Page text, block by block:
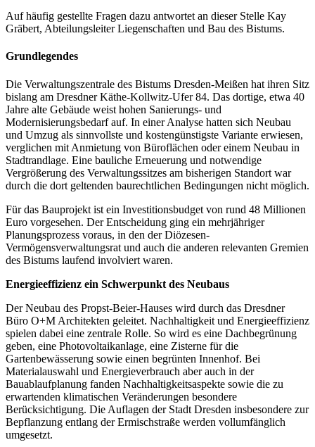
Auf häufig gestellte Fragen dazu antwortet an dieser Stelle Kay
Gräbert, Abteilungsleiter Liegenschaften und Bau des Bistums.
Grundlegendes
Die Verwaltungszentrale des Bistums Dresden-Meißen hat ihren Sitz
bislang am Dresdner Käthe-Kollwitz-Ufer 84. Das dortige, etwa 40
Jahre alte Gebäude weist hohen Sanierungs- und
Modernisierungsbedarf auf. In einer Analyse hatten sich Neubau
und Umzug als sinnvollste und kostengünstigste Variante erwiesen,
verglichen mit Anmietung von Büroflächen oder einem Neubau in
Stadtrandlage. Eine bauliche Erneuerung und notwendige
Vergrößerung des Verwaltungssitzes am bisherigen Standort war
durch die dort geltenden baurechtlichen Bedingungen nicht möglich.
Für das Bauprojekt ist ein Investitionsbudget von rund 48 Millionen
Euro vorgesehen. Der Entscheidung ging ein mehrjähriger
Planungsprozess voraus, in den der Diözesen-
Vermögensverwaltungsrat und auch die anderen relevanten Gremien
des Bistums laufend involviert waren.
Energieeffizienz ein Schwerpunkt des Neubaus
Der Neubau des Propst-Beier-Hauses wird durch das Dresdner
Büro O+M Architekten geleitet. Nachhaltigkeit und Energieeffizienz
spielen dabei eine zentrale Rolle. So wird es eine Dachbegrünung
geben, eine Photovoltaikanlage, eine Zisterne für die
Gartenbewässerung sowie einen begrünten Innenhof. Bei
Materialauswahl und Energieverbrauch aber auch in der
Bauablaufplanung fanden Nachhaltigkeitsaspekte sowie die zu
erwartenden klimatischen Veränderungen besondere
Berücksichtigung. Die Auflagen der Stadt Dresden insbesondere zur
Bepflanzung entlang der Ermischstraße werden vollumfänglich
umgesetzt.